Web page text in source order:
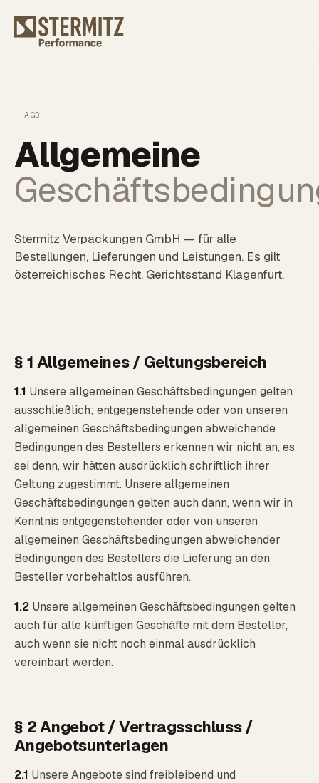
— AGB
Allgemeine
Stermitz Verpackungen GmbH — für alle
Bestellungen, Lieferungen und Leistungen. Es gilt
österreichisches Recht, Gerichtsstand Klagenfurt.
§ 1 Allgemeines / Geltungsbereich
1.1 Unsere allgemeinen Geschäftsbedingungen gelten
ausschließlich; entgegenstehende oder von unseren
allgemeinen Geschäftsbedingungen abweichende
Bedingungen des Bestellers erkennen wir nicht an, es
sei denn, wir hätten ausdrücklich schriftlich ihrer
Geltung zugestimmt. Unsere allgemeinen
Geschäftsbedingungen gelten auch dann, wenn wir in
Kenntnis entgegenstehender oder von unseren
allgemeinen Geschäftsbedingungen abweichender
Bedingungen des Bestellers die Lieferung an den
Besteller vorbehaltlos ausführen.
1.2 Unsere allgemeinen Geschäftsbedingungen gelten
auch für alle künftigen Geschäfte mit dem Besteller,
auch wenn sie nicht noch einmal ausdrücklich
vereinbart werden.
§ 2 Angebot / Vertragsschluss /
Angebotsunterlagen
2.1 Unsere Angebote sind freibleibend und